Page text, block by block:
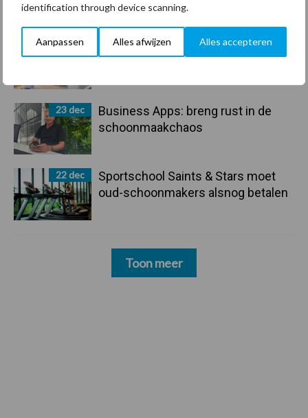
identification through device scanning.
Aanpassen Alles afwijzen Alles accepteren
maar innoveren is mijn toekomst”
24 dec
Friendship Sports Centre maakt
vrienden voor het leven
23 dec
Business Apps: breng rust in de
schoonmaakchaos
22 dec
Sportschool Saints & Stars moet
oud-schoonmakers alsnog betalen
Toon meer